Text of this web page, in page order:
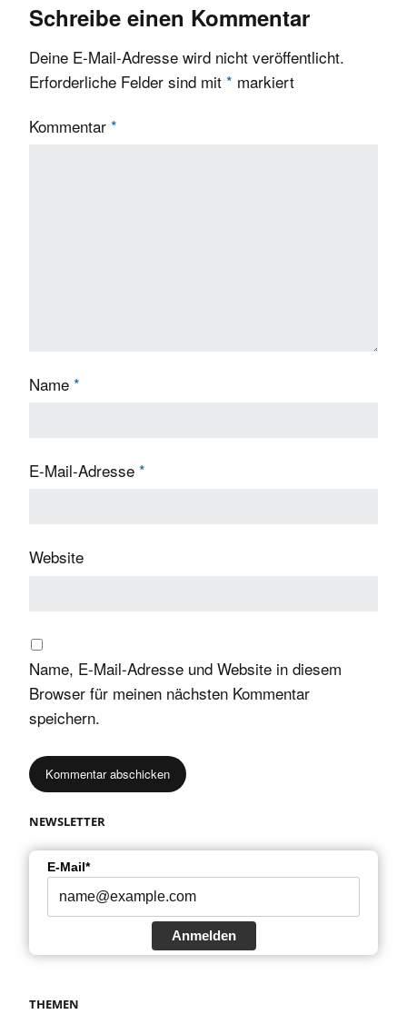
Schreibe einen Kommentar
Deine E-Mail-Adresse wird nicht veröffentlicht.
Erforderliche Felder sind mit * markiert
Kommentar *
Name *
E-Mail-Adresse *
Website
Name, E-Mail-Adresse und Website in diesem
Browser für meinen nächsten Kommentar
speichern.
NEWSLETTER
E-Mail*
Anmelden
THEMEN